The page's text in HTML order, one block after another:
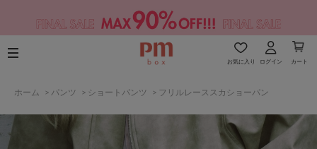
お気に入り ログイン カート
ホーム > パンツ > ショートパンツ > フリルレーススカショーパン